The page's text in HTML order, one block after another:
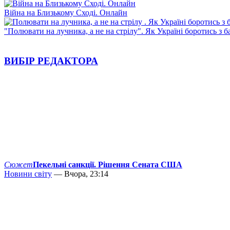
Війна на Близькому Сході. Онлайн
"Полювати на лучника, а не на стрілу". Як Україні боротись з
ВИБІР РЕДАКТОРА
СюжетПекельні санкції. Рішення Сената США
Новини світу — Вчора, 23:14